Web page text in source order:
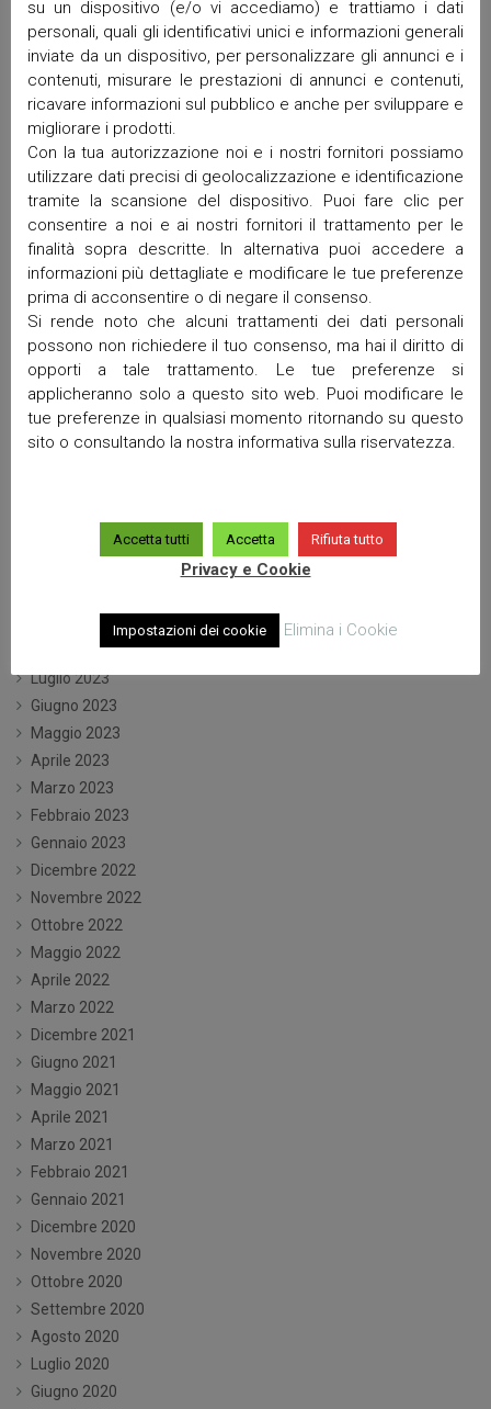
Marzo 2026
Febbraio 2026
Gennaio 2026
Dicembre 2025
Novembre 2025
Ottobre 2025
Settembre 2025
Maggio 2025
Aprile 2025
Marzo 2025
Febbraio 2025
Gennaio 2025
Dicembre 2024
Ottobre 2024
Settembre 2024
Luglio 2024
Marzo 2024
Ottobre 2023
Settembre 2023
Luglio 2023
Giugno 2023
Maggio 2023
Aprile 2023
Marzo 2023
Febbraio 2023
Gennaio 2023
Dicembre 2022
Novembre 2022
Ottobre 2022
Maggio 2022
Aprile 2022
Marzo 2022
Dicembre 2021
Giugno 2021
Maggio 2021
Aprile 2021
Marzo 2021
Febbraio 2021
Gennaio 2021
Dicembre 2020
Novembre 2020
Ottobre 2020
Settembre 2020
Agosto 2020
Luglio 2020
Giugno 2020
su un dispositivo (e/o vi accediamo) e trattiamo i dati
personali, quali gli identificativi unici e informazioni generali
inviate da un dispositivo, per personalizzare gli annunci e i
contenuti, misurare le prestazioni di annunci e contenuti,
ricavare informazioni sul pubblico e anche per sviluppare e
migliorare i prodotti.
Con la tua autorizzazione noi e i nostri fornitori possiamo
utilizzare dati precisi di geolocalizzazione e identificazione
tramite la scansione del dispositivo. Puoi fare clic per
consentire a noi e ai nostri fornitori il trattamento per le
finalità sopra descritte. In alternativa puoi accedere a
informazioni più dettagliate e modificare le tue preferenze
prima di acconsentire o di negare il consenso.
Si rende noto che alcuni trattamenti dei dati personali
possono non richiedere il tuo consenso, ma hai il diritto di
opporti a tale trattamento. Le tue preferenze si
applicheranno solo a questo sito web. Puoi modificare le
tue preferenze in qualsiasi momento ritornando su questo
sito o consultando la nostra informativa sulla riservatezza.
Accetta tutti Accetta Rifiuta tutto
Privacy e Cookie
Impostazioni dei cookie Elimina i Cookie